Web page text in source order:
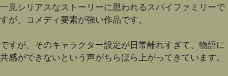
一見シリアスなストーリーに思われるスパイファミリーで
すが、コメディ要素が強い作品です。
ですが、そのキャラクター設定が日常離れすぎて、物語に
共感ができないという声がちらほら上がってきています。